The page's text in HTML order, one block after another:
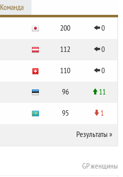
Команда
200 0
112 0
110 0
96 11
95 1
Результаты »
GP женщины